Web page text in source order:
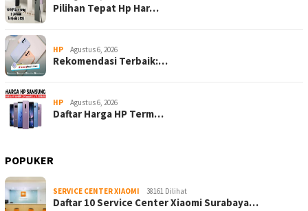
Pilihan Tepat Hp Har…
HP Agustus 6, 2026
Rekomendasi Terbaik:…
HP Agustus 6, 2026
Daftar Harga HP Term…
POPUKER
SERVICE CENTER XIAOMI 38161 Dilihat
Daftar 10 Service Center Xiaomi Surabaya…